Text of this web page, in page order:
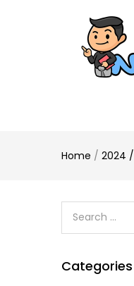
Home / 2024 /
Categories